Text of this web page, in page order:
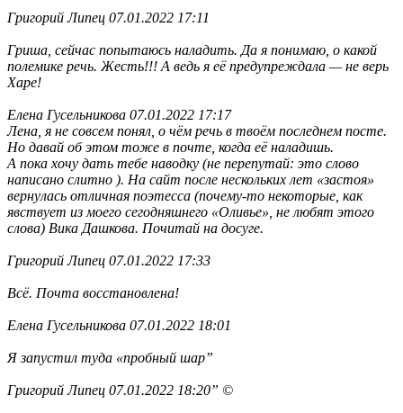
Григорий Липец 07.01.2022 17:11
Гриша, сейчас попытаюсь наладить. Да я понимаю, о какой
полемике речь. Жесть!!! А ведь я её предупреждала — не верь
Харе!
Елена Гусельникова 07.01.2022 17:17
Лена, я не совсем понял, о чём речь в твоём последнем посте.
Но давай об этом тоже в почте, когда её наладишь.
А пока хочу дать тебе наводку (не перепутай: это слово
написано слитно ). На сайт после нескольких лет «застоя»
вернулась отличная поэтесса (почему-то некоторые, как
явствует из моего сегодняшнего «Оливье», не любят этого
слова) Вика Дашкова. Почитай на досуге.
Григорий Липец 07.01.2022 17:33
Всё. Почта восстановлена!
Елена Гусельникова 07.01.2022 18:01
Я запустил туда «пробный шар”
Григорий Липец 07.01.2022 18:20” ©